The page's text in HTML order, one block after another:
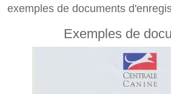
exemples de documents
Exemples de